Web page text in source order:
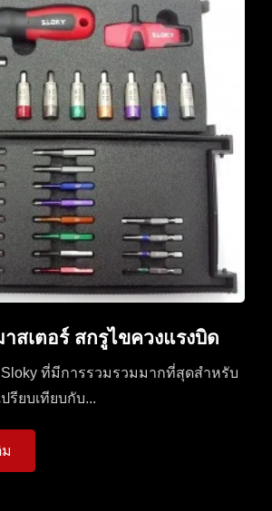
สเตอร์ สกรูไขควงแรงบิด
ที่มีการรวมรวมมากที่สุดสำหรับ
รียบเทียบกับ...